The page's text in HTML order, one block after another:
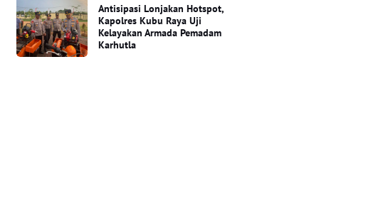
Antisipasi Lonjakan Hotspot,
Kapolres Kubu Raya Uji
Kelayakan Armada Pemadam
Karhutla